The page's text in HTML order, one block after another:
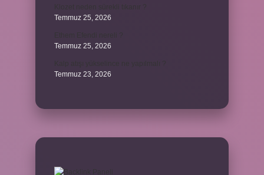
Temmuz 25, 2026
Temmuz 25, 2026
Temmuz 23, 2026